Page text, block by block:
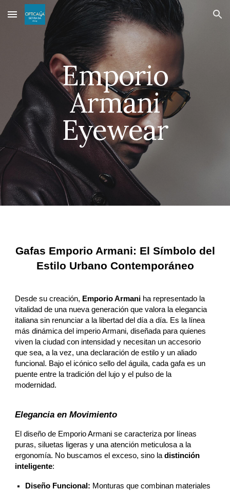
Skip to main content Skip to navigation
Emporio
Armani
Eyewear
Gafas Emporio Armani: El Símbolo del
Estilo Urbano Contemporáneo
Desde su creación, Emporio Armani ha representado la
vitalidad de una nueva generación que valora la elegancia
italiana sin renunciar a la libertad del día a día. Es la línea
más dinámica del imperio Armani, diseñada para quienes
viven la ciudad con intensidad y necesitan un accesorio
que sea, a la vez, una declaración de estilo y un aliado
funcional. Bajo el icónico sello del águila, cada gafa es un
puente entre la tradición del lujo y el pulso de la
modernidad.
Elegancia en Movimiento
El diseño de Emporio Armani se caracteriza por líneas
puras, siluetas ligeras y una atención meticulosa a la
ergonomía. No buscamos el exceso, sino ladistinción
inteligente:
Diseño Funcional: Monturas que combinan materiales